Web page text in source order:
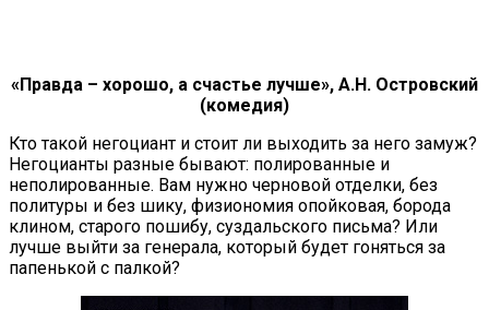
«Правда – хорошо, а счастье лучше», А.Н. Островский
(комедия)
Кто такой негоциант и стоит ли выходить за него замуж?
Негоцианты разные бывают: полированные и
неполированные. Вам нужно черновой отделки, без
политуры и без шику, физиономия опойковая, борода
клином, старого пошибу, суздальского письма? Или
лучше выйти за генерала, который будет гоняться за
папенькой с палкой?